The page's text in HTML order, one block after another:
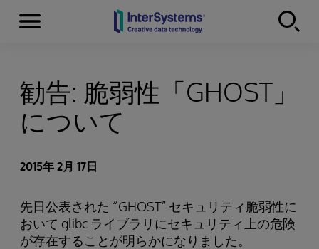
Skip to content
Menu
勧告: 脆弱性「GHOST」
について
2015年 2月 17日
先日公表された “GHOST” セキュリティ脆弱性に
おいて glibc ライブラリにセキュリティ上の危険
が存在することが明らかになりました。